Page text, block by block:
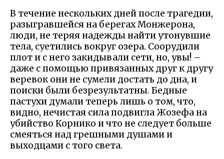
В течение нескольких дней после трагедии,
разыгравшейся на берегах Монжерона,
люди, не теряя надежды найти утонувшие
тела, суетились вокруг озера. Соорудили
плот и с него закидывали сети, но, увы! –
даже с помощью привязанных друг к другу
веревок они не сумели достать до дна, и
поиски были безрезультатны. Бедные
пастухи думали теперь лишь о том, что,
видно, нечистая сила подвигла Жозефа на
убийство Корнико и что не следует больше
смеяться над грешными душами и
выходцами с того света.